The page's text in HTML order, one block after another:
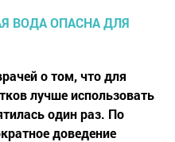
о том, что для
лучше использовать
один раз. По
доведение